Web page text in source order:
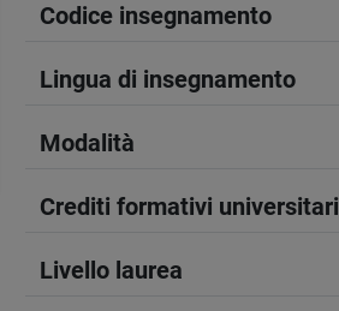
Codice insegnamento
Lingua di insegnamento
Modalità
Crediti formativi universitari
Livello laurea